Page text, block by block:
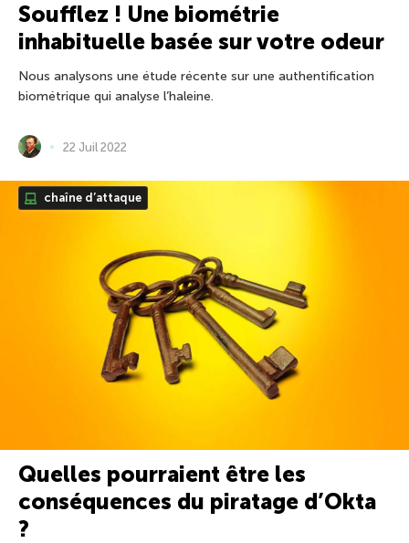
Soufflez ! Une biométrie
inhabituelle basée sur votre odeur
Nous analysons une étude récente sur une authentification
biométrique qui analyse l’haleine.
22 Juil 2022
chaîne d’attaque
Quelles pourraient être les
conséquences du piratage d’Okta
?